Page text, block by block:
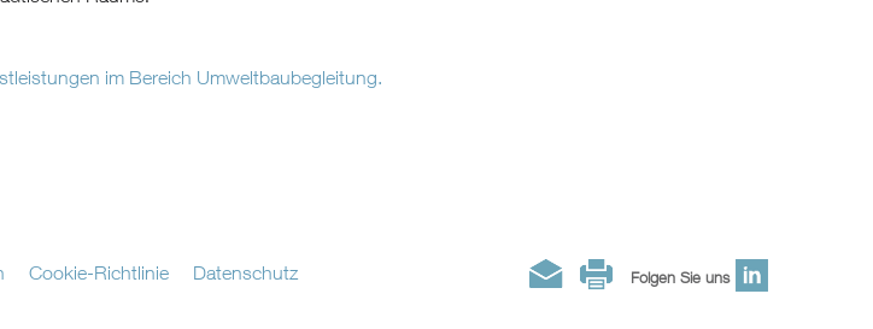
im Bereich Umweltbaubegleitung.
Folgen Sie uns
Cookie-Richtlinie Datenschutz